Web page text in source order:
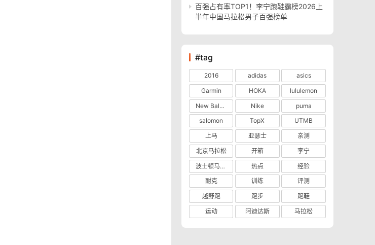
百强占有率TOP1！李宁跑鞋霸榜2026上
半年中国马拉松男子百强榜单
#tag
2016 adidas
asics
Garmin
HOKA
lululemon
New Balance
Nike
puma
salomon
TopX
UTMB
上马
亚瑟士
亲测
北京马拉松
开箱
李宁
波士顿马拉松
热点
经验
耐克
训练
评测
越野跑
跑步
跑鞋
运动
阿迪达斯 马拉松